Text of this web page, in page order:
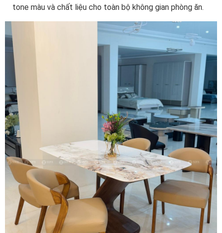
tone màu và chất liệu cho toàn bộ không gian phòng ăn.